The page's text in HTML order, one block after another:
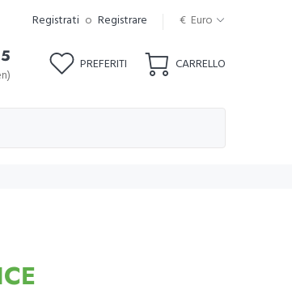
Registrati o Registrare € Euro
PREFERITI CARRELLO